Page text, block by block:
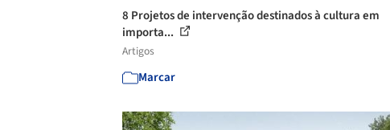
8 Projetos de intervenção destinados à cultura em
importa...
Artigos
Marcar